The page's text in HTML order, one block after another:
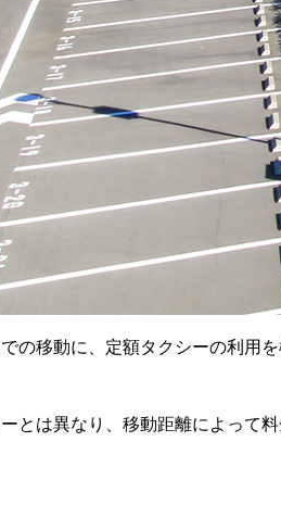
の移動に、定額タクシーの利用
とは異なり、移動距離によって